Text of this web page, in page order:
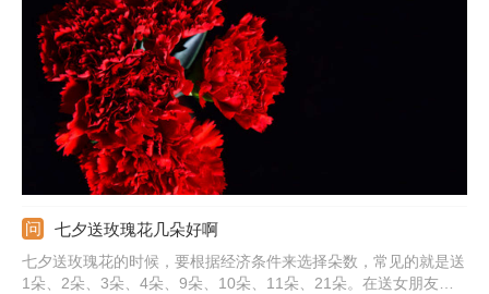
它送给自己的爱人、妈妈，一方面是赞美对方，另一方面是表达自
己的心意，让对方知道自己是很爱她的。
七夕送玫瑰花几朵好啊
七夕送玫瑰花的时候，要根据经济条件来选择朵数，常见的就是送
1朵、2朵、3朵、4朵、9朵、10朵、11朵、21朵。在送女朋友玫